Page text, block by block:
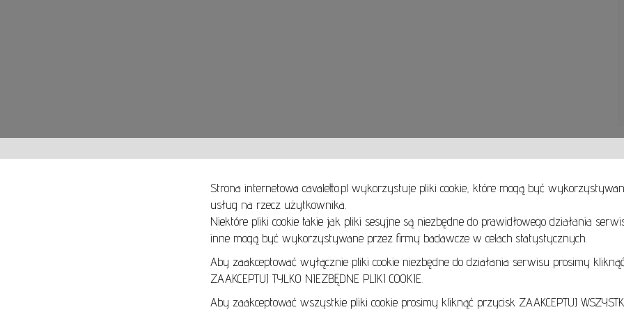
Strona internetowa cavaletto.pl wykorzystuje pliki cookie, które mogą być
usług na rzecz użytkownika.
Niektóre pliki cookie takie jak pliki sesyjne są niezbędne do prawidłowego działania
inne mogą być wykorzystywane przez firmy badawcze w celach statystycznych.
Aby zaakceptować wyłącznie pliki cookie niezbędne do działania serwisu prosimy
ZAAKCEPTUJ TYLKO NIEZBĘDNE PLIKI COOKIE.
Aby zaakceptować wszystkie pliki cookie prosimy kliknąć przycisk ZAAKCEPTUJ
SPOSOBY PŁATNOŚCI
SPOSOBY DOSTAWY
ZWROTY I REKLAMACJE
REGULAMIN AUKCJI
Zobacz, zakochaj się i wybierz obrazy na ścianę Twojego domu i biura już dziś!
Obrazy olejne oraz akrylowe, akwarele, pastele, grafiki, rzeźby ceramiczne, metalowe i
Znajdziesz u Nas wszystkie style i techniki malarskie. Realizm, Ekspresjonizm, Surrealizm,
Magiczny a może sztuka współczesna, która często łączy wszystkie style?
Zapraszamy online oraz do galerii stacjonarnej:
Art Gallery Cavaletto